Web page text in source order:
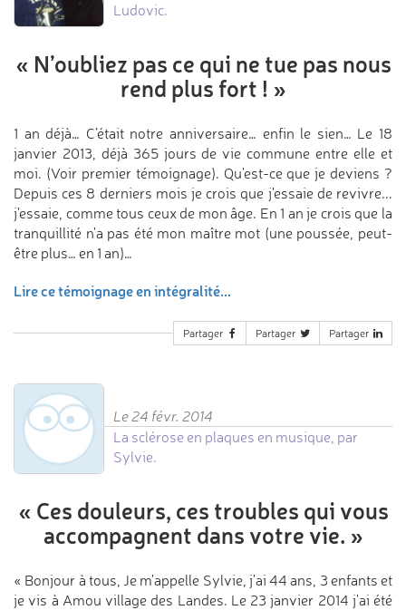
Ludovic.
« N’oubliez pas ce qui ne tue pas nous
rend plus fort ! »
1 an déjà… C’était notre anniversaire… enfin le sien… Le 18
janvier 2013, déjà 365 jours de vie commune entre elle et
moi. (Voir premier témoignage). Qu'est-ce que je deviens ?
Depuis ces 8 derniers mois je crois que j'essaie de revivre...
j'essaie, comme tous ceux de mon âge. En 1 an je crois que la
tranquillité n'a pas été mon maître mot (une poussée, peut-
être plus… en 1 an)…
Lire ce témoignage en intégralité...
Partager Partager Partager
Le 24 févr. 2014
La sclérose en plaques en musique, par
Sylvie.
« Ces douleurs, ces troubles qui vous
accompagnent dans votre vie. »
« Bonjour à tous, Je m'appelle Sylvie, j'ai 44 ans, 3 enfants et
je vis à Amou village des Landes. Le 23 janvier 2014 j'ai été